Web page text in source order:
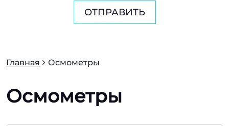
ОТПРАВИТЬ
Главная Осмометры
Осмометры